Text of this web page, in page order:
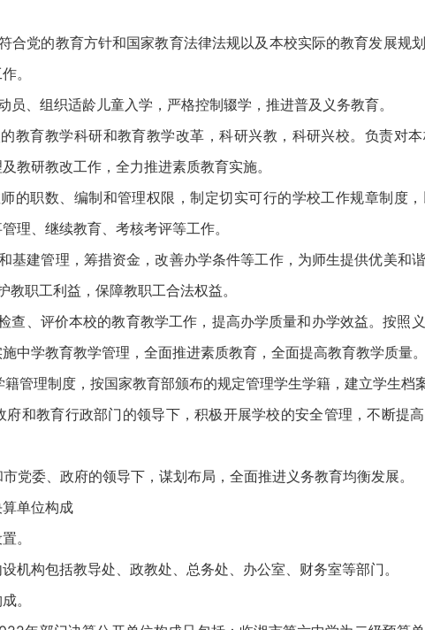
党的教育方针和国家教育法律法规以及本校实际的教育发展规
。
、组织适龄儿童入学，严格控制辍学，推进普及义务教育。
育教学科研和教育教学改革，科研兴教，科研兴校。负责对本
教研教改工作，全力推进素质教育实施。
职数、编制和管理权限，制定切实可行的学校工作规章制度，
理、继续教育、考核考评等工作。
建管理，筹措资金，改善办学条件等工作，为师生提供优美和
教职工利益，保障教职工合法权益。
、评价本校的教育教学工作，提高办学质量和办学效益。按照
中学教育教学管理，全面推进素质教育，全面提高教育教学质量。
理制度，按国家教育部颁布的规定管理学生学籍，建立学生档案
教育行政部门的领导下，积极开展学校的安全管理，不断提
委、政府的领导下，谋划布局，全面推进义务教育均衡发展。
单位构成
。
构包括教导处、政教处、总务处、办公室、财务室等部门。
。